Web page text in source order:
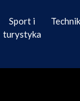
Sport i
turystyka